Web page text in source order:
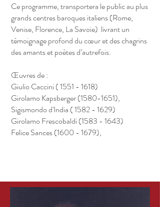
Ce programme, transportera le public au plus
grands centres baroques italiens (Rome,
Venise, Florence, La Savoie) livrant un
témoignage profond du cœur et des chagrins
des amants et poètes d’autrefois.
Œuvres de :
Giulio Caccini (1551 - 1618)
Girolamo Kapsberger(1580-1651),
Sigismondo d'India (1582 - 1629)
Girolamo Frescobaldi (1583 - 1643)
Felice Sances(1600 - 1679),